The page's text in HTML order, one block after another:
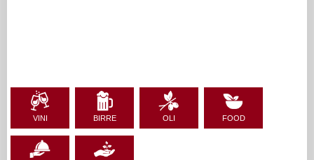
VINI BIRRE OLI FOOD